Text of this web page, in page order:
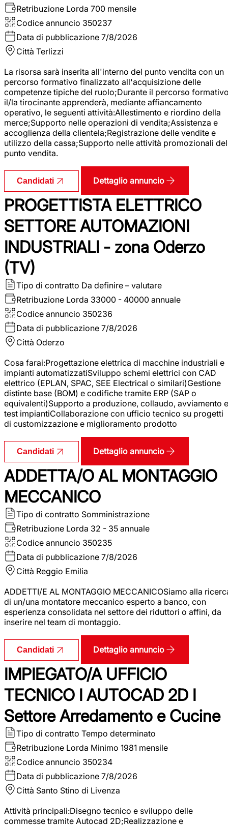
Retribuzione Lorda 700 mensile
Codice annuncio 350237
Data di pubblicazione 7/8/2026
Città Terlizzi
La risorsa sarà inserita all'interno del punto vendita con un
percorso formativo finalizzato all'acquisizione delle
competenze tipiche del ruolo;Durante il percorso
il/la tirocinante apprenderà, mediante affiancamento
operativo, le seguenti attività:Allestimento e riordino della
merce;Supporto nelle operazioni di vendita;Assistenza e
accoglienza della clientela;Registrazione delle vendite e
utilizzo della cassa;Supporto nelle attività promozionali del
punto vendita.
Candidati Dettaglio annuncio
PROGETTISTA ELETTRICO
SETTORE AUTOMAZIONI
INDUSTRIALI - zona Oderzo
(TV)
Tipo di contratto Da definire – valutare
Retribuzione Lorda 33000 - 40000 annuale
Codice annuncio 350236
Data di pubblicazione 7/8/2026
Città Oderzo
Cosa farai:Progettazione elettrica di macchine industriali e
impianti automatizzatiSviluppo schemi elettrici con CAD
elettrico (EPLAN, SPAC, SEE Electrical o similari)Gestione
distinte base (BOM) e codifiche tramite ERP (SAP o
equivalenti)Supporto a produzione, collaudo, avviamento e
test impiantiCollaborazione con ufficio tecnico su progetti
di customizzazione e miglioramento prodotto
Candidati Dettaglio annuncio
ADDETTA/O AL MONTAGGIO
MECCANICO
Tipo di contratto Somministrazione
Retribuzione Lorda 32 - 35 annuale
Codice annuncio 350235
Data di pubblicazione 7/8/2026
Città Reggio Emilia
ADDETTI/E AL MONTAGGIO MECCANICOSiamo alla
di un/una montatore meccanico esperto a banco, con
esperienza consolidata nel settore dei riduttori o affini, da
inserire nel team di montaggio.
Candidati Dettaglio annuncio
IMPIEGATO/A UFFICIO
TECNICO I AUTOCAD 2D I
Settore Arredamento e Cucine
Tipo di contratto Tempo determinato
Retribuzione Lorda Minimo 1981 mensile
Codice annuncio 350234
Data di pubblicazione 7/8/2026
Città Santo Stino di Livenza
Attività principali:Disegno tecnico e sviluppo delle
commesse tramite Autocad 2D;Realizzazione e